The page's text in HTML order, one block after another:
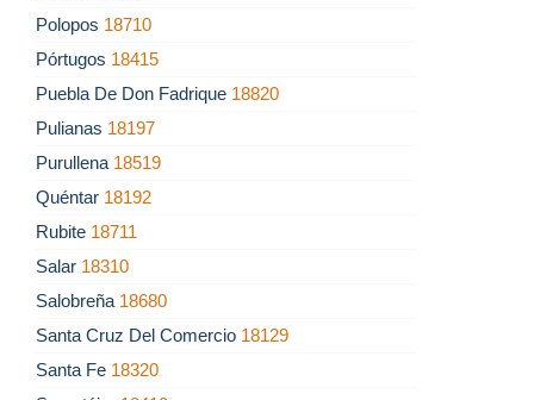
Polopos 18710
Pórtugos 18415
Puebla De Don Fadrique 18820
Pulianas 18197
Purullena 18519
Quéntar 18192
Rubite 18711
Salar 18310
Salobreña 18680
Santa Cruz Del Comercio 18129
Santa Fe 18320